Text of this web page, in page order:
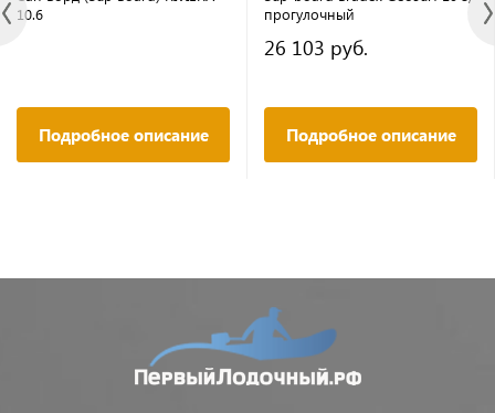
10.6
Подробное описание
прогулочный
26 103 руб.
Подробное описание